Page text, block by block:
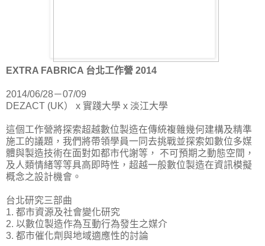
EXTRA FABRICA 台北工作營 2014
2014/06/28－07/09
DEZACT (UK） x 實踐大學 x 淡江大學
這個工作營將探索超越數位製造在傳統複雜幾何建構及精準
施工的議題，我們將帶領學員一同去挑戰並探索如數位多媒
體與製造技術在面對如都市代謝等， 不可預期之動態空間，
及人類情緒等等具高即時性，超越一般數位製造在資訊模擬
概念之設計機會。
台北研究三部曲
1. 都市資源及社會變化研究
2. 以數位製造作為互動行為發生之媒介
3. 都市催化劑與地域適應性的討論